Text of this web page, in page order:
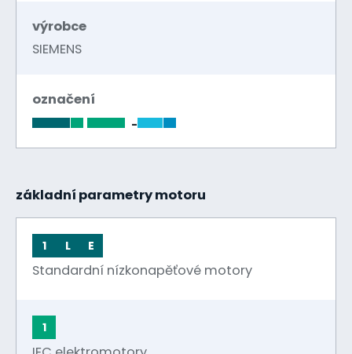
výrobce
SIEMENS
označení
-
základní parametry motoru
1 L E
Standardní nízkonapěťové motory
1